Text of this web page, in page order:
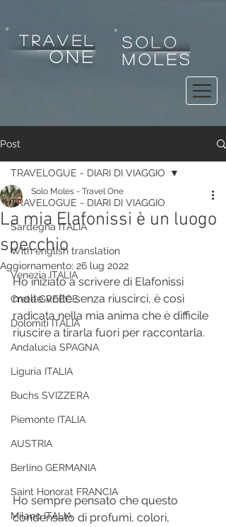
tRAVEL
one
SOLO
MOLES
Post
TRAVELOGUE - DIARI DI VIAGGIO
Sardegna ITALIA
With english translation
Venezia ITALIA
Crete GREECE
Dolomiti ITALIA
Andalucia SPAGNA
Liguria ITALIA
Buchs SVIZZERA
Piemonte ITALIA
AUSTRIA
Berlino GERMANIA
Saint Honorat FRANCIA
Milano ITALIA
TRAVELOGUE - DIARI DI VIAGGIO
La mia Elafonissi è un luogo
specchio
Solo Moles - Travel One
Aggiornamento: 26 lug 2022
Ho iniziato a scrivere di Elafonissi
molte volte senza riuscirci, è così
radicata nella mia anima che è difficile
riuscire a tirarla fuori per raccontarla.
Ho sempre pensato che questo
condensato di profumi, colori,